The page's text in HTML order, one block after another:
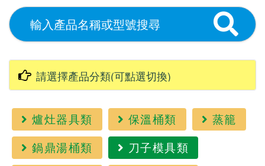
爐灶器具類 保溫桶類
蒸籠
鍋鼎湯桶類
刀子模具類